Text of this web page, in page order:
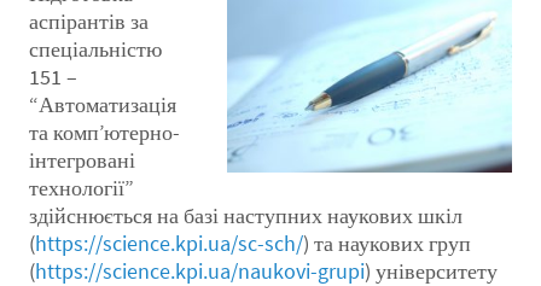
аспірантів за
спеціальністю
151 –
“Автоматизація
та комп’ютерно-
інтегровані
технології”
здійснюється на базі наступних наукових шкіл
(https://science.kpi.ua/sc-sch/) та наукових груп
(https://science.kpi.ua/naukovi-grupi) університету